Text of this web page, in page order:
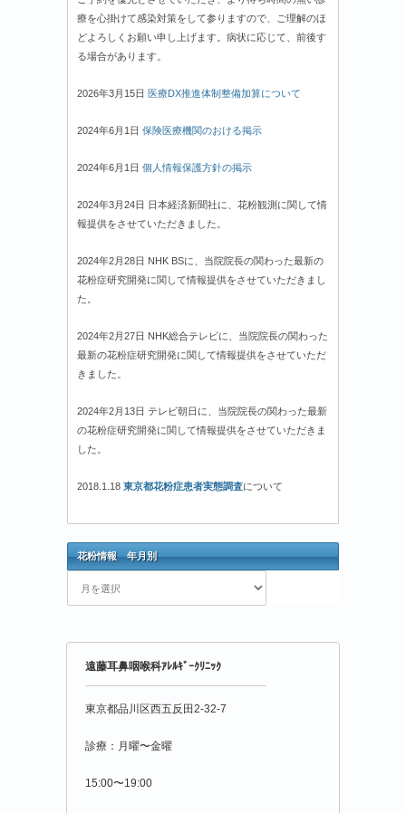
療を心掛けて感染対策をして参りますので、ご理解のほ
どよろしくお願い申し上げます。病状に応じて、前後す
る場合があります。
2026年3月15日 医療DX推進体制整備加算について
2024年6月1日 保険医療機関のおける掲示
2024年6月1日 個人情報保護方針の掲示
2024年3月24日 日本経済新聞社に、花粉観測に関して情
報提供をさせていただきました。
2024年2月28日 NHK BSに、当院院長の関わった最新の
花粉症研究開発に関して情報提供をさせていただきまし
た。
2024年2月27日 NHK総合テレビに、当院院長の関わった
最新の花粉症研究開発に関して情報提供をさせていただ
きました。
2024年2月13日 テレビ朝日に、当院院長の関わった最新
の花粉症研究開発に関して情報提供をさせていただきま
した。
2018.1.18 東京都花粉症患者実態調査について
花粉情報 年月別
花
粉
遠藤耳鼻咽喉科ｱﾚﾙｷﾞｰｸﾘﾆｯｸ
東京都品川区西五反田2-32-7
診療：月曜〜金曜
15:00〜19:00